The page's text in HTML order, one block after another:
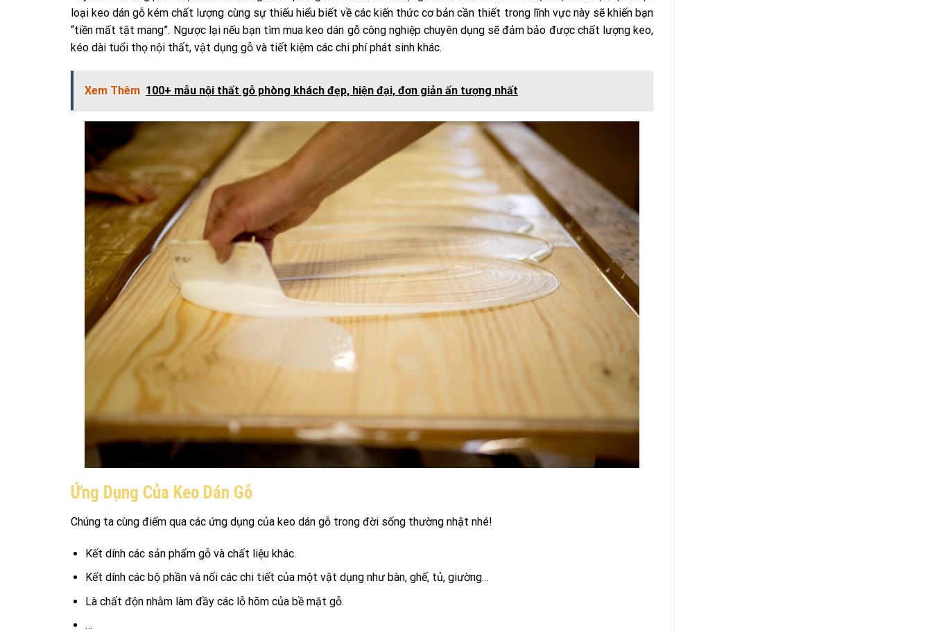
loại keo dán gỗ kém chất lượng cùng sự thiếu hiểu biết về các kiến thức cơ bản cần thiết trong lĩnh vực này sẽ khiến bạn
“tiền mất tật mang”. Ngược lại nếu bạn tìm mua keo dán gỗ công nghiệp chuyên dụng sẽ đảm bảo được chất lượng keo,
kéo dài tuổi thọ nội thất, vật dụng gỗ và tiết kiệm các chi phí phát sinh khác.
Xem Thêm 100+ mẫu nội thất gỗ phòng khách đẹp, hiện đại, đơn giản ấn tượng nhất
Ứng Dụng Của Keo Dán Gỗ
Chúng ta cùng điểm qua các ứng dụng của keo dán gỗ trong đời sống thường nhật nhé!
Kết dính các sản phẩm gỗ và chất liệu khác.
Kết dính các bộ phần và nối các chi tiết của một vật dụng như bàn, ghế, tủ, giường…
Là chất độn nhằm làm đầy các lỗ hõm của bề mặt gỗ.
…